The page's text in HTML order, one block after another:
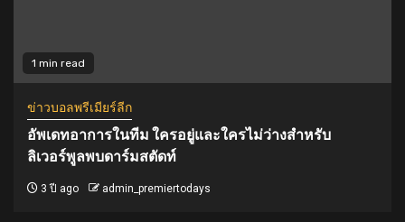
1 min read
ข่าวบอลพรีเมียร์ลีก
อัพเดทอาการในทีม ใครอยู่และใครไม่ว่างสำหรับ
ลิเวอร์พูลพบดาร์มสตัดท์
3 ปี ago admin_premiertodays